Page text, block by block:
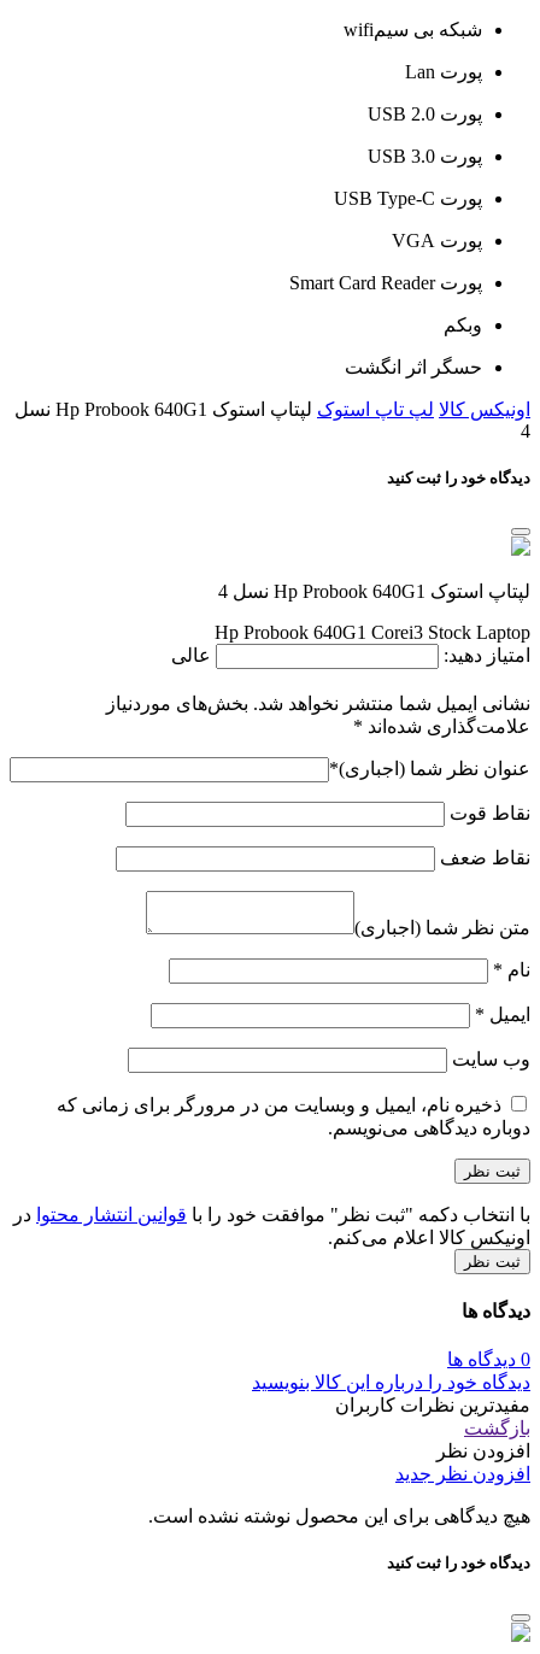
شبکه بی سیمwifi
پورت Lan
پورت USB 2.0
پورت USB 3.0
پورت USB Type-C
پورت VGA
پورت Smart Card Reader
وبکم
حسگر اثر انگشت
اونیکس کالا لپ تاپ استوک
لپتاپ استوک Hp Probook 640G1 نسل
4
دیدگاه خود را ثبت کنید
لپتاپ استوک Hp Probook 640G1 نسل 4
Hp Probook 640G1 Corei3 Stock Laptop
امتیاز دهید:
عالی
نشانی ایمیل شما منتشر نخواهد شد. بخش‌های موردنیاز
علامت‌گذاری شده‌اند *
عنوان نظر شما (اجباری)*
نقاط قوت
نقاط ضعف
متن نظر شما (اجباری)
نام *
ایمیل *
وب‌ سایت
ذخیره نام، ایمیل و وبسایت من در مرورگر برای زمانی که
دوباره دیدگاهی می‌نویسم.
با انتخاب دکمه "ثبت نظر" موافقت خود را با قوانین انتشار محتوا در
اونیکس کالا اعلام می‌کنم.
ثبت نظر
دیدگاه ها
0 دیدگاه ها
دیدگاه خود را درباره این کالا بنویسید
مفیدترین نظرات کاربران
بازگشت
افزودن نظر
افزودن نظر جدید
هیچ دیدگاهی برای این محصول نوشته نشده است.
دیدگاه خود را ثبت کنید